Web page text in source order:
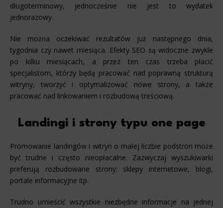
długoterminowy, jednocześnie nie jest to wydatek
jednorazowy.
Nie można oczekiwać rezultatów już następnego dnia,
tygodnia czy nawet miesiąca. Efekty SEO są widoczne zwykle
po kilku miesiącach, a przez ten czas trzeba płacić
specjalistom, którzy będą pracować nad poprawną strukturą
witryny, tworzyć i optymalizować nowe strony, a także
pracować nad linkowaniem i rozbudową treściową.
Landingi i strony typu one page
Promowanie landingów i witryn o małej liczbie podstron może
być trudne i często nieopłacalne. Zazwyczaj wyszukiwarki
preferują rozbudowane strony: sklepy internetowe, blogi,
portale informacyjne itp.
Trudno umieścić wszystkie niezbędne informacje na jednej